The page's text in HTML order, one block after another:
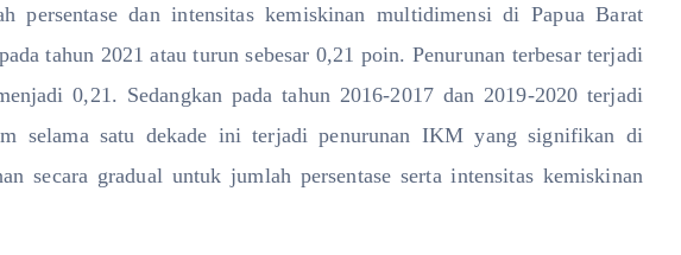
persentase dan intensitas kemiskinan multidimensi di Papua Barat
tahun 2021 atau turun sebesar 0,21 poin. Penurunan terbesar terjadi
0,21. Sedangkan pada tahun 2016-2017 dan 2019-2020 terjadi
selama satu dekade ini terjadi penurunan IKM yang signifikan di
secara gradual untuk jumlah persentase serta intensitas kemiskinan